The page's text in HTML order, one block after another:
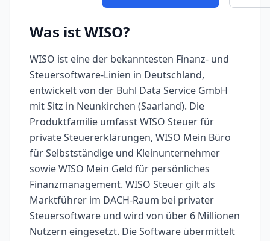
Was istWISO?
WISO ist eine der bekanntesten Finanz- und
Steuersoftware-Linien in Deutschland,
entwickelt von der Buhl Data Service GmbH
mit Sitz in Neunkirchen (Saarland). Die
Produktfamilie umfasst WISO Steuer für
private Steuererklärungen, WISO Mein Büro
für Selbstständige und Kleinunternehmer
sowie WISO Mein Geld für persönliches
Finanzmanagement. WISO Steuer gilt als
Marktführer im DACH-Raum bei privater
Steuersoftware und wird von über 6 Millionen
Nutzern eingesetzt. Die Software übermittelt